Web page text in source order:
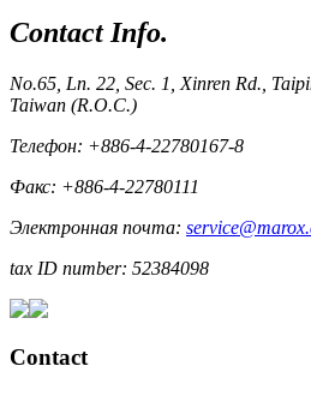
Contact Info.
No.65, Ln. 22, Sec. 1, Xinren Rd.,
Taiwan (R.O.C.)
Телефон: +886-4-22780167-8
Факс: +886-4-22780111
Электронная почта:
tax ID number: 52384098
Contact